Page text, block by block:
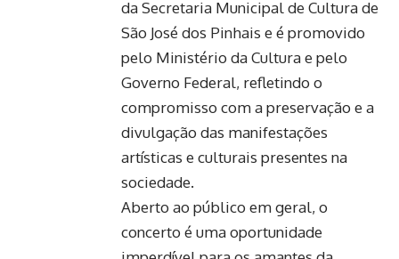
da Secretaria Municipal de Cultura de
São José dos Pinhais e é promovido
pelo Ministério da Cultura e pelo
Governo Federal, refletindo o
compromisso com a preservação e a
divulgação das manifestações
artísticas e culturais presentes na
sociedade.
Aberto ao público em geral, o
concerto é uma oportunidade